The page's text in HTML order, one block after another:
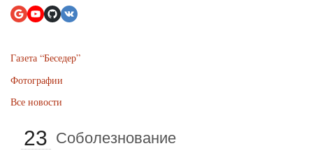
Газета “Беседер”
Фотографии
Все новости
23 Соболезнование